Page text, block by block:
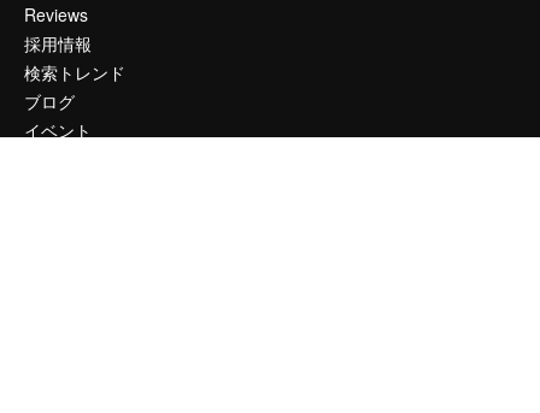
Reviews
採用情報
検索トレンド
ブログ
イベント